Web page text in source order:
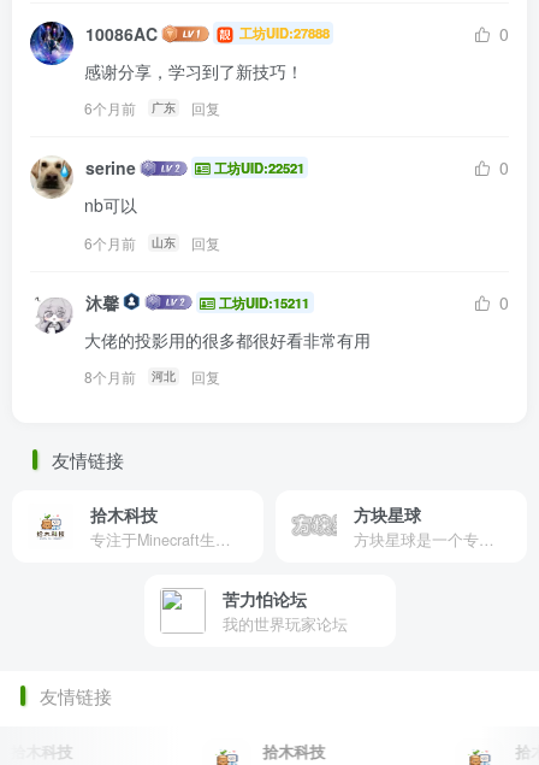
10086AC 工坊UID:27888
0
感谢分享，学习到了新技巧！
6个月前 广东 回复
serine 工坊UID:22521
0
nb可以
6个月前 山东 回复
沐馨 工坊UID:15211
0
大佬的投影用的很多都很好看非常有用
8个月前 河北 回复
友情链接
拾木科技
专注于Minecraft生态建设
方块星球
方块星球是一个专注于我的世界的中文论坛，提供丰富的资源分享、玩家交流和创意展示，包括地图、皮肤、数据包等内容，打造Minecraft玩家的专属社区乐园！
苦力怕论坛
我的世界玩家论坛
友情链接
拾木科技 拾木科